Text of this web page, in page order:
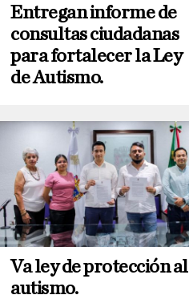
Entregan informe de
consultas ciudadanas
para fortalecer la Ley
de Autismo.
Va ley de protección al
autismo.